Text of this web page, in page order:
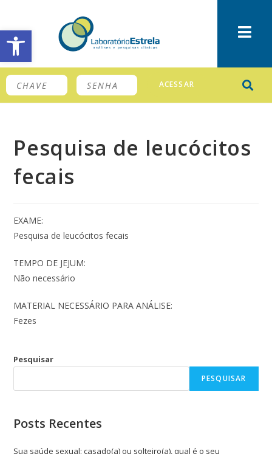
Barra de Ferramentas Aberta
ACESSAR
Pesquisa de leucócitos
fecais
EXAME:
Pesquisa de leucócitos fecais
TEMPO DE JEJUM:
Não necessário
MATERIAL NECESSÁRIO PARA ANÁLISE:
Fezes
Pesquisar
PESQUISAR
Posts Recentes
Sua saúde sexual: casado(a) ou solteiro(a), qual é o seu